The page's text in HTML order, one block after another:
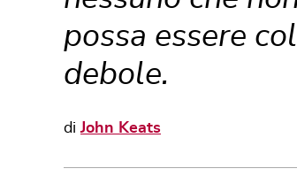
possa essere
debole.
di John Keats